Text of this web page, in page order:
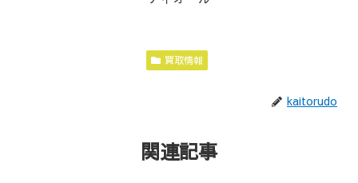
買取情報
kaitorudo
関連記事